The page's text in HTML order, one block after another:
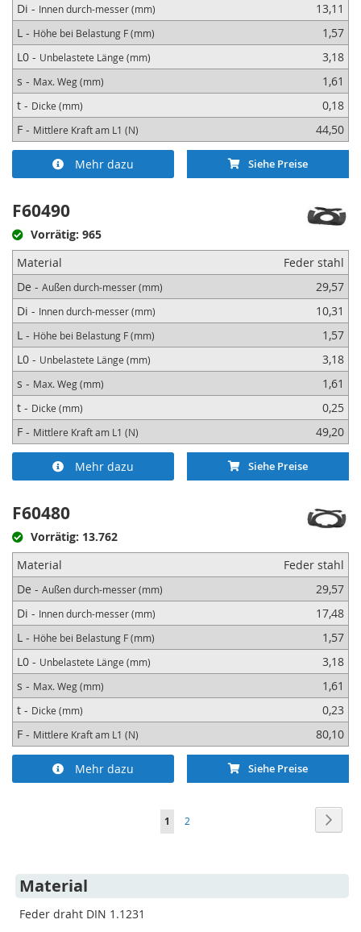
Di - Innen durch-messer (mm)
13,11
L - Höhe bei Belastung F (mm)
1,57
L0 - Unbelastete Länge (mm)
3,18
s - Max. Weg (mm)
1,61
t - Dicke (mm)
0,18
F - Mittlere Kraft am L1 (N) 44,50
Mehr dazu Siehe Preise
F60490
Vorrätig: 965
Material
Feder stahl
De - Außen durch-messer (mm)
29,57
Di - Innen durch-messer (mm)
10,31
L - Höhe bei Belastung F (mm)
1,57
L0 - Unbelastete Länge (mm)
3,18
s - Max. Weg (mm)
1,61
t - Dicke (mm)
0,25
F - Mittlere Kraft am L1 (N) 49,20
Mehr dazu Siehe Preise
F60480
Vorrätig: 13.762
Material
Feder stahl
De - Außen durch-messer (mm)
29,57
Di - Innen durch-messer (mm)
17,48
L - Höhe bei Belastung F (mm)
1,57
L0 - Unbelastete Länge (mm)
3,18
s - Max. Weg (mm)
1,61
t - Dicke (mm)
0,23
F - Mittlere Kraft am L1 (N) 80,10
Mehr dazu Siehe Preise
Seite
You're
1 Seite
2
Material
Feder draht DIN 1.1231